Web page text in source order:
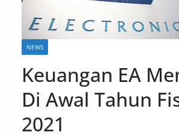
NEWS
Keuangan EA
Di Awal Tahun
2021